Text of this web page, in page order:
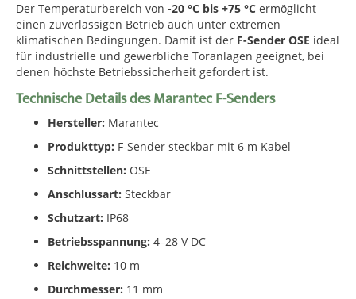
Der Temperaturbereich von -20 °C bis +75 °C ermöglicht
einen zuverlässigen Betrieb auch unter extremen
klimatischen Bedingungen. Damit ist der F-Sender OSE ideal
für industrielle und gewerbliche Toranlagen geeignet, bei
denen höchste Betriebssicherheit gefordert ist.
Technische Details des Marantec F-Senders
Hersteller: Marantec
Produkttyp: F-Sender steckbar mit 6 m Kabel
Schnittstellen: OSE
Anschlussart: Steckbar
Schutzart: IP68
Betriebsspannung: 4–28 V DC
Reichweite: 10 m
Durchmesser: 11 mm